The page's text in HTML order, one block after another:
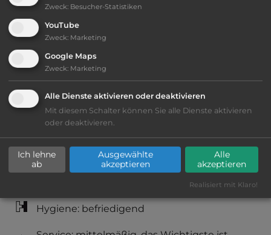
Ausstattung
bis 15,- Euro
Klassifizierung: ausreichend
Lage: schön
Platzeinrichtung: ausreichend
Hygiene: befriedigend
Zweck: Besucher-Statistiken
YouTube
Zweck: Marketing
Google Maps
Zweck: Marketing
Alle Dienste aktivieren oder deaktivieren
Mit diesem Schalter können Sie alle Dienste aktivieren
oder deaktivieren.
Ich lehne
ab
Ausgewählte
akzeptieren
Alle
akzeptieren
Realisiert mit Klaro!